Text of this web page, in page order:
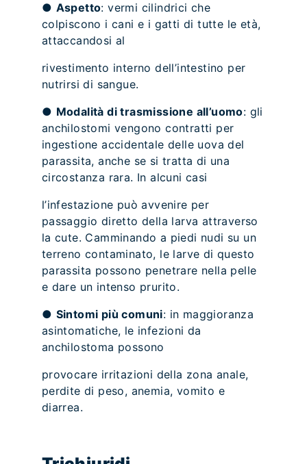
● Aspetto: vermi cilindrici che
colpiscono i cani e i gatti di tutte le età,
attaccandosi al
rivestimento interno dell’intestino per
nutrirsi di sangue.
● Modalità di trasmissione all’uomo: gli
anchilostomi vengono contratti per
ingestione accidentale delle uova del
parassita, anche se si tratta di una
circostanza rara. In alcuni casi
l’infestazione può avvenire per
passaggio diretto della larva attraverso
la cute. Camminando a piedi nudi su un
terreno contaminato, le larve di questo
parassita possono penetrare nella pelle
e dare un intenso prurito.
● Sintomi più comuni: in maggioranza
asintomatiche, le infezioni da
anchilostoma possono
provocare irritazioni della zona anale,
perdite di peso, anemia, vomito e
diarrea.